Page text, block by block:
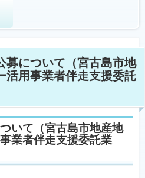
募について（宮古島市地
活用事業者伴走支援委託
いて（宮古島市地産地
業者伴走支援委託業